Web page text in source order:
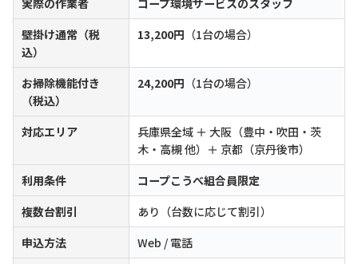
壁掛け通常（税
込）
13,200円 （1台の場合）
お掃除機能付き
（税込）
24,200円 （1台の場合）
対応エリア
兵庫県全域 ＋ 大阪（豊中・吹田・茨
木・高槻 他）＋ 京都（京丹後市）
利用条件
コープこうべ組合員限定
複数台割引
あり（台数に応じて割引）
申込方法
Web / 電話